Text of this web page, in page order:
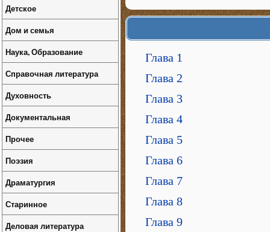
Глава 1
Глава 2
Глава 3
Глава 4
Глава 5
Глава 6
Глава 7
Глава 8
Глава 9
Детское
Дом и семья
Наука, Образование
Справочная литература
Духовность
Документальная
Прочее
Поэзия
Драматургия
Старинное
Деловая литература